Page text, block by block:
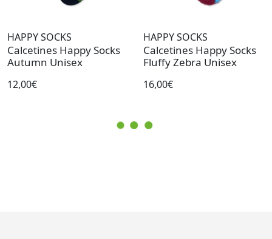
HAPPY SOCKS
Calcetines Happy Socks
Autumn Unisex
12,00€
HAPPY SOCKS
Calcetines Happy Socks
Fluffy Zebra Unisex
16,00€